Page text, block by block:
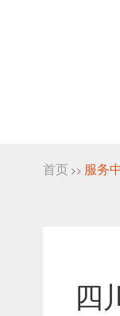
首页 >> 服务
四